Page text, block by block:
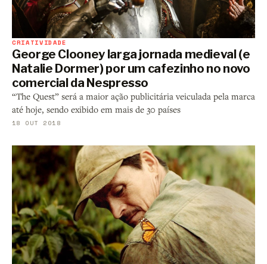
CRIATIVIDADE
George Clooney larga jornada medieval (e
Natalie Dormer) por um cafezinho no novo
comercial da Nespresso
“The Quest” será a maior ação publicitária veiculada pela marca
até hoje, sendo exibido em mais de 30 países
18 OUT 2018